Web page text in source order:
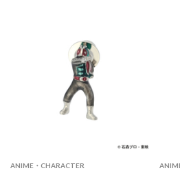
ANIME・CHARACTER